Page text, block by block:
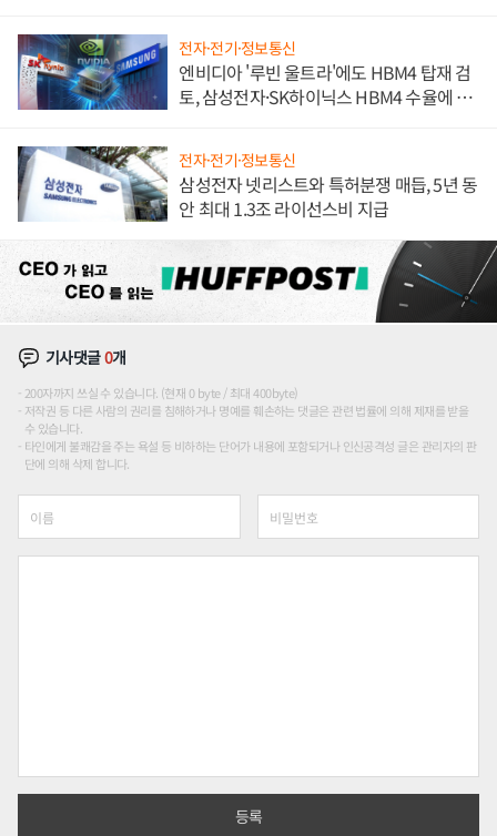
전자·전기·정보통신
엔비디아 '루빈 울트라'에도 HBM4 탑재 검
토, 삼성전자·SK하이닉스 HBM4 수율에 주
전자·전기·정보통신
삼성전자 넷리스트와 특허분쟁 매듭, 5년 동
안 최대 1.3조 라이선스비 지급
기사댓글0개
200자까지 쓰실 수 있습니다. (현재 0 byte / 최대 400byte)
저작권 등 다른 사람의 권리를 침해하거나 명예를 훼손하는 댓글은 관련 법률에 의해 제재를 받을
수 있습니다.
타인에게 불쾌감을 주는 욕설 등 비하하는 단어가 내용에 포함되거나 인신공격성 글은 관리자의 판
단에 의해 삭제 합니다.